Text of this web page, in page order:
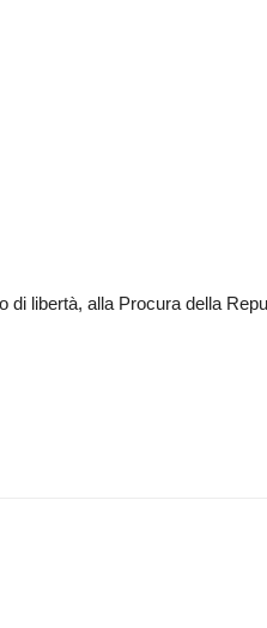
di libertà, alla Procura della